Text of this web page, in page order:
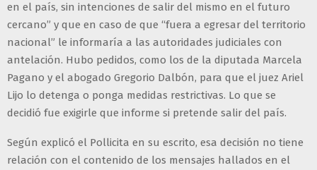
en el país, sin intenciones de salir del mismo en el futuro
cercano” y que en caso de que “fuera a egresar del territorio
nacional” le informaría a las autoridades judiciales con
antelación. Hubo pedidos, como los de la diputada Marcela
Pagano y el abogado Gregorio Dalbón, para que el juez Ariel
Lijo lo detenga o ponga medidas restrictivas. Lo que se
decidió fue exigirle que informe si pretende salir del país.
Según explicó el Pollicita en su escrito, esa decisión no tiene
relación con el contenido de los mensajes hallados en el